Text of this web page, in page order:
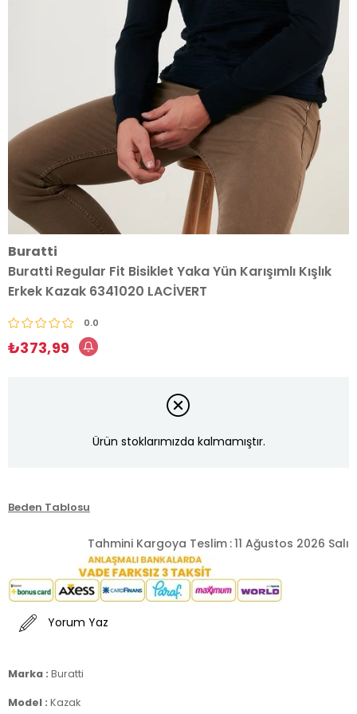
Buratti
Buratti Regular Fit Bisiklet Yaka Yün Karışımlı Kışlık
Erkek Kazak 6341020 LACİVERT
0.0
₺373,99
Ürün stoklarımızda kalmamıştır.
Beden Tablosu
Tahmini Kargoya Teslim :11 Ağustos 2026 Salı
Yorum Yaz
Marka : Buratti
Model : Kazak